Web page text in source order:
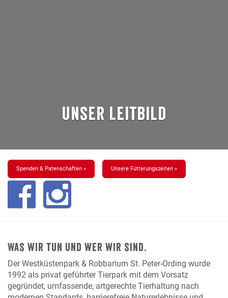
Unser Leitbild
Spenden & Patenschaften » Unsere Fütterungszeiten »
Was wir tun und wer wir sind.
Der Westküstenpark & Robbarium St. Peter-Ording wurde
1992 als privat geführter Tierpark mit dem Vorsatz
gegründet, umfassende, artgerechte Tierhaltung nach